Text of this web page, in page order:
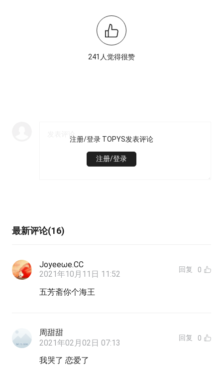
241人觉得很赞
注册/登录 TOPYS发表评论
注册/登录
最新评论(16)
Joyeeωe.CC
2021年10月11日 11:52
回复 0
五芳斋你个海王
周甜甜
2021年02月02日 07:13
回复 0
我哭了 恋爱了